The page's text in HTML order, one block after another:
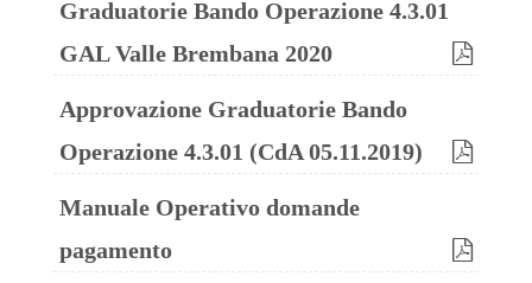
Graduatorie Bando Operazione 4.3.01
GAL Valle Brembana 2020
Approvazione Graduatorie Bando
Operazione 4.3.01 (CdA 05.11.2019)
Manuale Operativo domande
pagamento